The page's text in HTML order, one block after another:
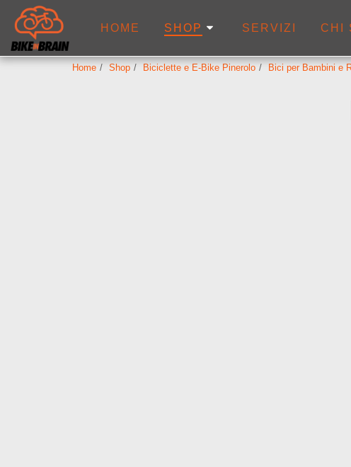
HOME SHOP SERVIZI CHI
Home Shop Biciclette e E-Bike Pinerolo Bici per Bambini e